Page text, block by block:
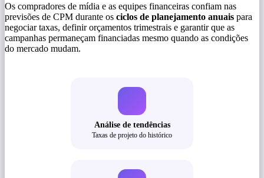
Os compradores de mídia e as equipes financeiras confiam nas
previsões de CPM durante os ciclos de planejamento anuais para
negociar taxas, definir orçamentos trimestrais e garantir que as
campanhas permaneçam financiadas mesmo quando as condições
do mercado mudam.
Análise de tendências
Taxas de projeto do histórico